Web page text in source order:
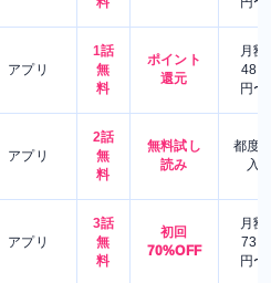
アプリ
1話
無
料
ポイント
還元
月額
480
円〜
アプリ
2話
無
料
無料試し
読み
都度
入
アプリ
3話
無
料
初回
70%OFF
月額
730
円〜